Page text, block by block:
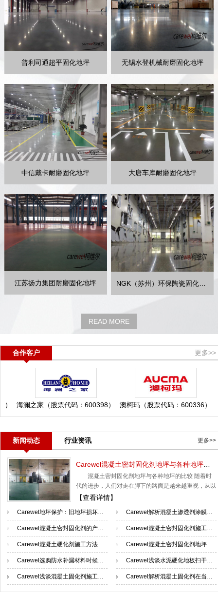
无锡水登机械耐磨固化地坪
普利司通超平固化地坪
大唐车库耐磨固化地坪
中信戴卡耐磨固化地坪
NGK（苏州）环保陶瓷固化地坪
江苏扬力集团耐磨固化地坪
READ MORE
合作客户 更多>>
家（股票代码：600398） 澳柯玛（股票代码：600336） 安靠智电
更多>>
新闻动态 行业资讯
Carewel混凝土密封固化剂地坪与各种地坪的比较
混凝土密封固化剂地坪与各种地坪的比较 随着时
代的进步，人们对走在脚下的路面是越来越重视，从以
前的泥土地面到水泥地面、水磨石地面再到现在很受欢
地面的转变，就知道我们的祖国在不断的进步。而这么
多地面哪种是最好呢?下面我一起来比较下吧。
翻砂、起尘现象，随着使用年限的增长，加上碳化、水
侵蚀和风化的作用
【查看详情】
Carewel地坪保护：旧地坪损坏原因 Carewel解析混凝土渗透剂涂膜的干燥条件的内容
Carewel混凝土密封固化剂的产品功能分析
Carewel混凝土硬化剂施工方法 Carewel混凝土密封固化剂地坪特点及应用
Carewel选购防水补漏材料时候要注意的三点 Carewel浅谈水泥硬化地板扫干净的处理方法